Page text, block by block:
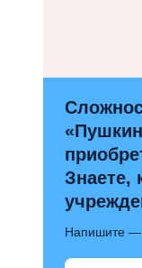
Знаете,
Напишите